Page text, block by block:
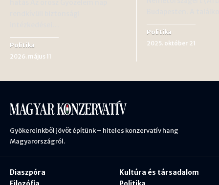
Politika
2026. május 11
Politika
2025. október 21
Gyökereinkből jövőt építünk – hiteles konzervatív hang
Magyarországról.
Diaszpóra
Kultúra és társadalom